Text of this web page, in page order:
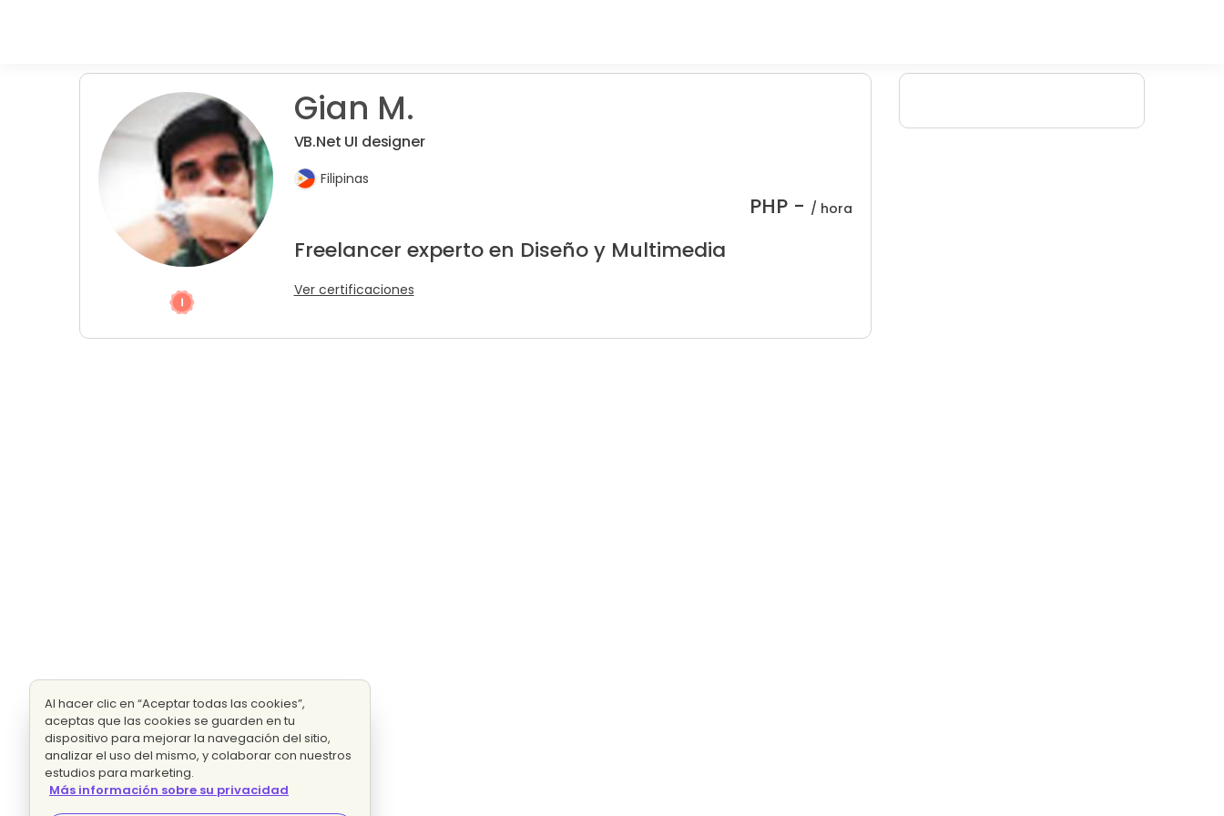
Gian M.
VB.Net UI designer
Filipinas
PHP - / hora
Freelancer experto en Diseño y Multimedia
Ver certificaciones
Al hacer clic en “Aceptar todas las cookies”,
aceptas que las cookies se guarden en tu
dispositivo para mejorar la navegación del sitio,
analizar el uso del mismo, y colaborar con nuestros
estudios para marketing.
Más información sobre su privacidad